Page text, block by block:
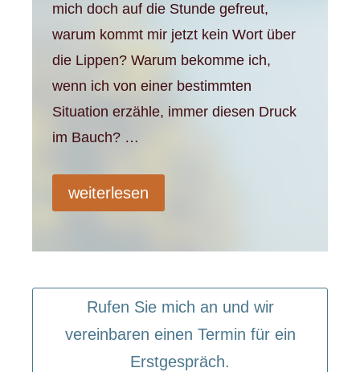
mich doch auf die Stunde gefreut,
warum kommt mir jetzt kein Wort über
die Lippen? Warum bekomme ich,
wenn ich von einer bestimmten
Situation erzähle, immer diesen Druck
im Bauch? …
weiterlesen
Rufen Sie mich an und wir
vereinbaren einen Termin für ein
Erstgespräch.